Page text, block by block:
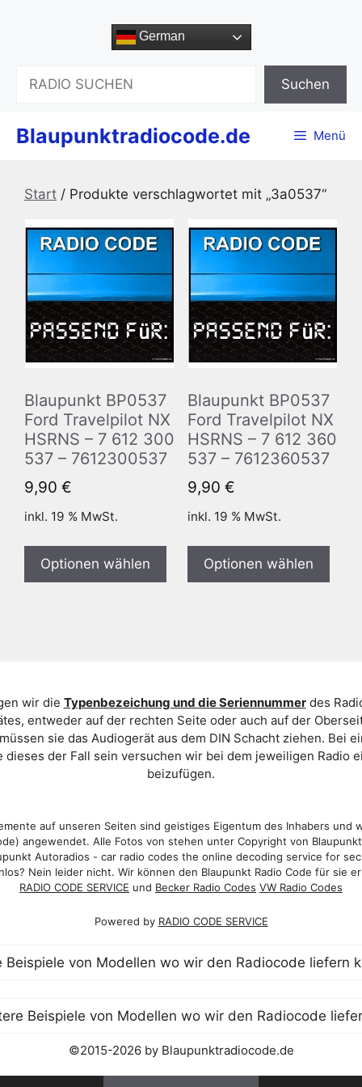
German
Suchen
Blaupunktradiocode.de Menü
Start / Produkte verschlagwortet mit „3a0537“
Blaupunkt BP0537
Ford Travelpilot NX
HSRNS – 7 612 300
537 – 7612300537
9,90 €
inkl. 19 % MwSt.
Optionen wählen
Blaupunkt BP0537
Ford Travelpilot NX
HSRNS – 7 612 360
537 – 7612360537
9,90 €
inkl. 19 % MwSt.
Optionen wählen
wir die Typenbezeichung und die Seriennummerdes
entweder auf der rechten Seite oder auch auf der
sie das Audiogerät aus dem DIN Schacht ziehen. Bei
der Fall sein versuchen wir bei dem jeweiligen Radio
beizufügen.
auf unseren Seiten sind geistiges Eigentum des Inhabers und
angewendet. Alle Fotos von stehen unter Copyright von
Autoradios - car radio codes the online decoding service for
Nein leider nicht. Wir können den Blaupunkt Radio Code für sie
RADIO CODE SERVICE und Becker Radio Codes VW Radio Codes
Powered by RADIO CODE SERVICE
©2015-2026 by Blaupunktradiocode.de